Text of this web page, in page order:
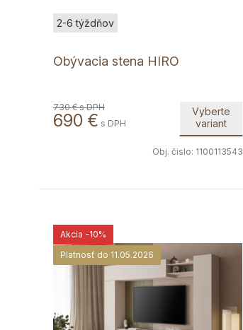
Obývacia stena HIRO
2-6 týždňov
730 €s DPH
690 € s DPH
Vyberte
variant
Obj. čislo: 1100113543
Akcia -10%
Platnosť do 11.05.2026